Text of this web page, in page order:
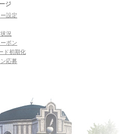
ジ
設定
況
ポン
ド初期化
応募